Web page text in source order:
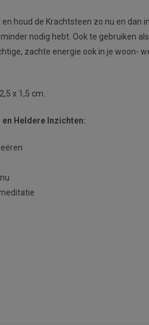
houd de Krachtsteen zo nu en dan
nodig hebt. Ook te gebruiken als
zachte energie ook in je woon-
x 1,5 cm.
Heldere Inzichten: